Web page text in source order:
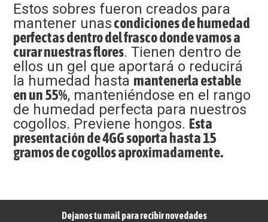
Estos sobres fueron creados para
mantener unascondiciones de humedad
perfectas dentro del frasco donde vamos a
curar nuestras flores. Tienen dentro de
ellos un gel que aportará o reducirá
la humedad hasta mantenerla estable
en un 55%, manteniéndose en el rango
de humedad perfecta para nuestros
cogollos. Previene hongos. Esta
presentación de 4GG soporta hasta 15
gramos de cogollos aproximadamente.
Dejanos tu mail para recibir novedades